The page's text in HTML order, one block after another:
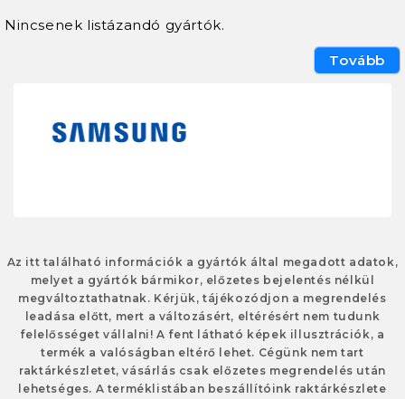
Nincsenek listázandó gyártók.
Tovább
Az itt található információk a gyártók által megadott adatok,
melyet a gyártók bármikor, előzetes bejelentés nélkül
megváltoztathatnak. Kérjük, tájékozódjon a megrendelés
leadása előtt, mert a változásért, eltérésért nem tudunk
felelősséget vállalni! A fent látható képek illusztrációk, a
termék a valóságban eltérő lehet. Cégünk nem tart
raktárkészletet, vásárlás csak előzetes megrendelés után
lehetséges. A terméklistában beszállítóink raktárkészlete